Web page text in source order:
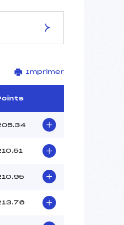
SARROUYES
2090
1696/12/00
12H30
MATEO (PE)
Imprimer